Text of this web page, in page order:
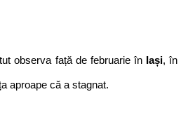
observa față de februarie în Iași, în
aproape că a stagnat.